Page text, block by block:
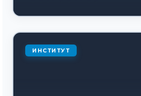
ИНСТИТУТ